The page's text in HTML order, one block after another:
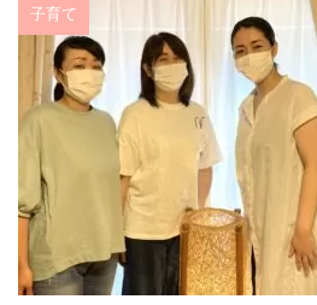
子育て